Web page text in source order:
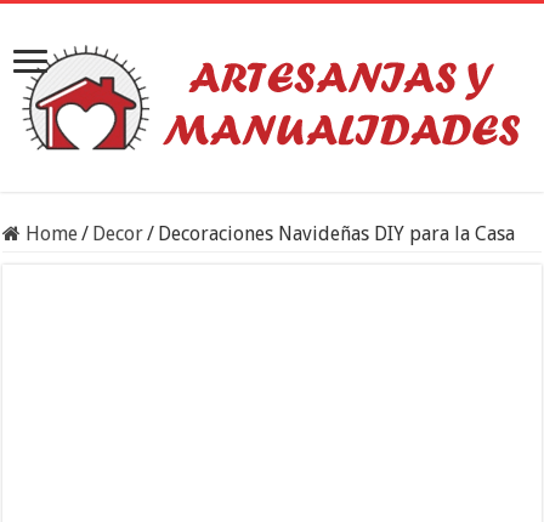
Home/ Decor/ Decoraciones Navideñas DIY para la Casa